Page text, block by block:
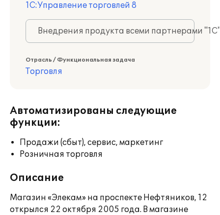
1С:Управление торговлей 8
Внедрения продукта всеми партнерами
Отрасль / Функциональная задача
Торговля
Автоматизированы следующие
функции:
Продажи (сбыт), сервис, маркетинг
Розничная торговля
Описание
Магазин «Элекам» на проспекте Нефтяников, 12
открылся 22 октября 2005 года. В магазине